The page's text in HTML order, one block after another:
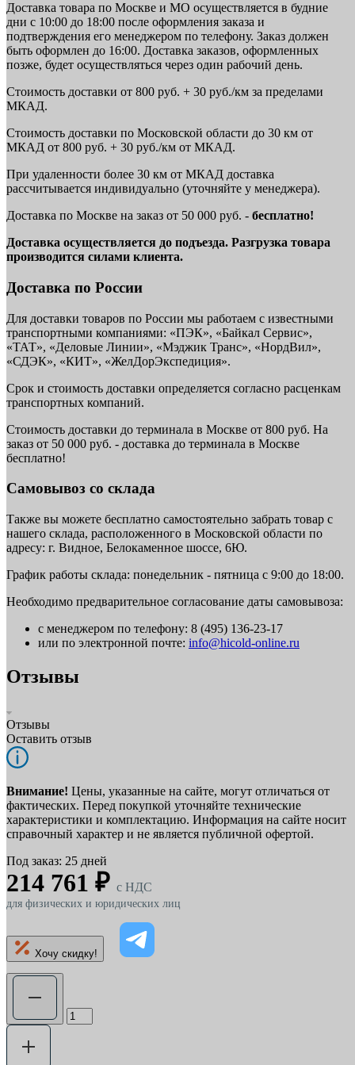
Доставка товара по Москве и МО осуществляется в будние
дни с 10:00 до 18:00 после оформления заказа и
подтверждения его менеджером по телефону. Заказ должен
быть оформлен до 16:00. Доставка заказов, оформленных
позже, будет осуществляться через один рабочий день.
Стоимость доставки от 800 руб. + 30 руб./км за пределами
МКАД.
Стоимость доставки по Московской области до 30 км от
МКАД от 800 руб. + 30 руб./км от МКАД.
При удаленности более 30 км от МКАД доставка
рассчитывается индивидуально (уточняйте у менеджера).
Доставка по Москве на заказ от 50 000 руб. - бесплатно!
Доставка осуществляется до подъезда. Разгрузка товара
производится силами клиента.
Доставка по России
Для доставки товаров по России мы работаем с известными
транспортными компаниями: «ПЭК», «Байкал Сервис»,
«ТАТ», «Деловые Линии», «Мэджик Транс», «НордВил»,
«СДЭК», «КИТ», «ЖелДорЭкспедиция».
Срок и стоимость доставки определяется согласно расценкам
транспортных компаний.
Стоимость доставки до терминала в Москве от 800 руб. На
заказ от 50 000 руб. - доставка до терминала в Москве
бесплатно!
Самовывоз со склада
Также вы можете бесплатно самостоятельно забрать товар с
нашего склада, расположенного в Московской области по
адресу: г. Видное, Белокаменное шоссе, 6Ю.
График работы склада: понедельник - пятница с 9:00 до 18:00.
Необходимо предварительное согласование даты самовывоза:
с менеджером по телефону: 8 (495) 136-23-17
или по электронной почте: info@hicold-online.ru
Отзывы
Отзывы
Оставить отзыв
Внимание! Цены, указанные на сайте, могут отличаться от
фактических. Перед покупкой уточняйте технические
характеристики и комплектацию. Информация на сайте носит
справочный характер и не является публичной офертой.
Под заказ: 25 дней
214 761 ₽ c НДС
для физических и юридических лиц
Хочу скидку!